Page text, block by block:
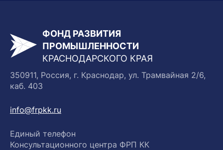
ФОНД РАЗВИТИЯ
ПРОМЫШЛЕННОСТИ
КРАСНОДАРСКОГО КРАЯ
350911, Россия, г. Краснодар, ул. Трамвайная 2/6,
каб. 403
info@frpkk.ru
Единый телефон
Консультационного центра ФРП КК